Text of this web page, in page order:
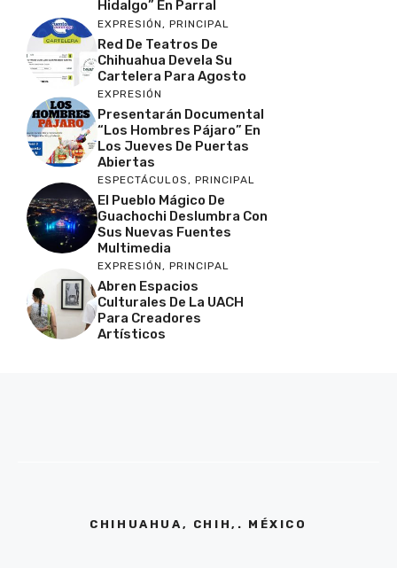
Hidalgo” En Parral
EXPRESIÓN , PRINCIPAL
Red De Teatros De
Chihuahua Devela Su
Cartelera Para Agosto
EXPRESIÓN
Presentarán Documental
“Los Hombres Pájaro” En
Los Jueves De Puertas
Abiertas
ESPECTÁCULOS, PRINCIPAL
El Pueblo Mágico De
Guachochi Deslumbra Con
Sus Nuevas Fuentes
Multimedia
EXPRESIÓN, PRINCIPAL
Abren Espacios
Culturales De La UACH
Para Creadores
Artísticos
CHIHUAHUA, CHIH,. MÉXICO